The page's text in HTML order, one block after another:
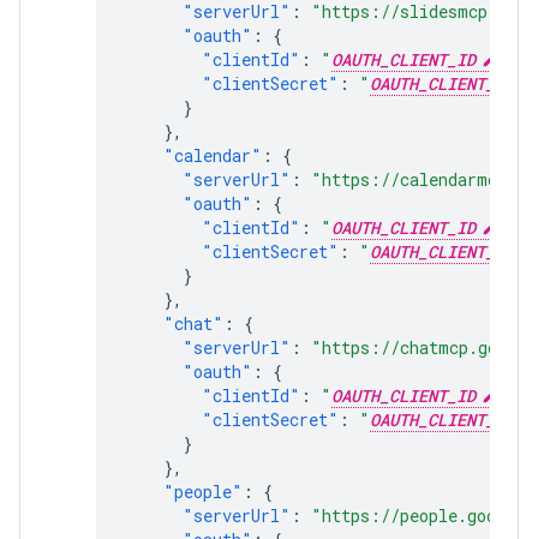
"serverUrl" :
"https://
"oauth" :
{
"clientId" : " OAUTH_CLIENT_ID
"clientSecret" : "
}
},
"calendar" :
{
"serverUrl" :
"https://
"oauth" :
{
"clientId" : " OAUTH_CLIENT_ID
"clientSecret" : "
}
},
"chat" :
{
"serverUrl" :
"https://
"oauth" :
{
"clientId" : " OAUTH_CLIENT_ID
"clientSecret" : "
}
},
"people" :
{
"serverUrl" :
"https://